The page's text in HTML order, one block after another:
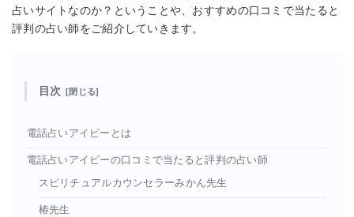
占いサイトなのか？ということや、おすすめの口コミで当たると
評判の占い師をご紹介していきます。
目次
電話占いアイビーとは
電話占いアイビーの口コミで当たると評判の占い師
スピリチュアルカウンセラーみかん先生
椿先生